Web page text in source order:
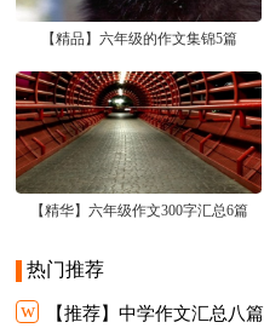
【精品】六年级的作文集锦5篇
【精华】六年级作文300字汇总6篇
热门推荐
w 【推荐】中学作文汇总八篇